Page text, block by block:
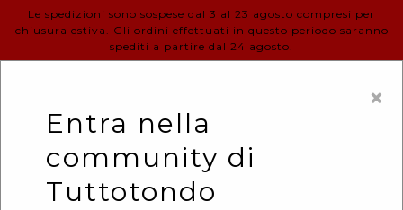
direttamente
ai
Le spedizioni sono sospese dal 3 al 23 agosto compresi per
chiusura estiva. Gli ordini effettuati in questo periodo saranno
spediti a partire dal 24 agosto.
Carrello
×
Entra nella
community di
Tuttotondo